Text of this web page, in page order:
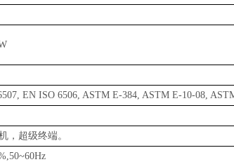
EN ISO 6506, ASTM E-384, ASTM E-10-08,
，超级终端。